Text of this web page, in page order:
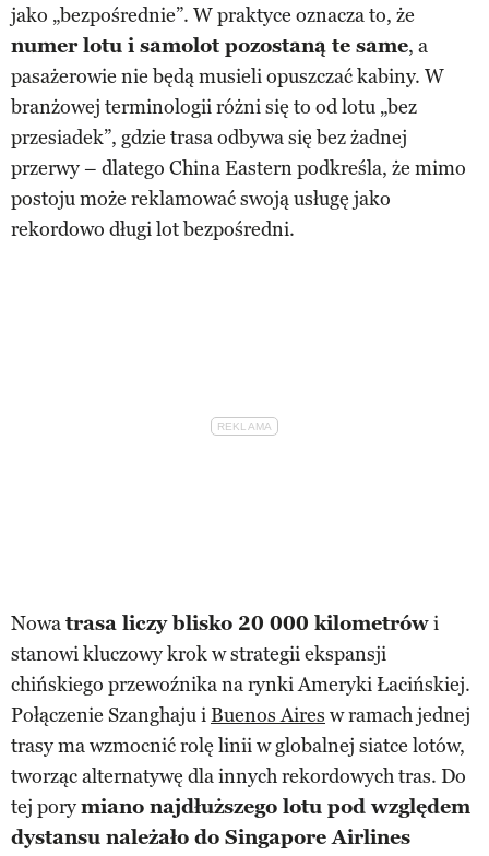
jako „bezpośrednie”. W praktyce oznacza to, że
numer lotu i samolot pozostaną te same, a
pasażerowie nie będą musieli opuszczać kabiny. W
branżowej terminologii różni się to od lotu „bez
przesiadek”, gdzie trasa odbywa się bez żadnej
przerwy – dlatego China Eastern podkreśla, że mimo
postoju może reklamować swoją usługę jako
rekordowo długi lot bezpośredni.
Nowatrasa liczy blisko 20 000 kilometrówi
stanowi kluczowy krok w strategii ekspansji
chińskiego przewoźnika na rynki Ameryki Łacińskiej.
Połączenie Szanghaju iBuenos Aires w ramach jednej
trasy ma wzmocnić rolę linii w globalnej siatce lotów,
tworząc alternatywę dla innych rekordowych tras. Do
tej porymiano najdłuższego lotu pod względem
dystansu należało do Singapore Airlines